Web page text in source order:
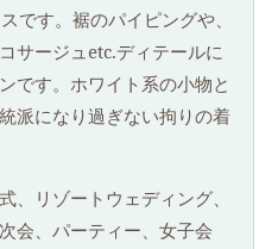
です。裾のパイピングや、
サージュetc.ディテールに
です。ホワイト系の小物と
派になり過ぎない拘りの着
、リゾートウェディング、
会、パーティー、女子会